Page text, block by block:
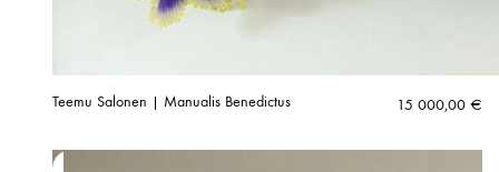
Teemu Salonen | Manualis Benedictus 15 000,00 €